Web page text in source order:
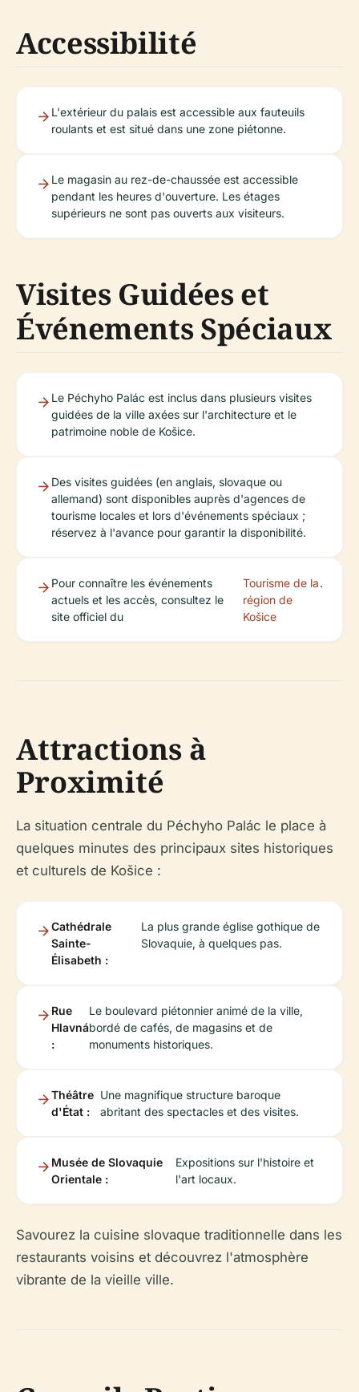
Accessibilité
L'extérieur du palais est accessible aux fauteuils
roulants et est situé dans une zone piétonne.
Le magasin au rez-de-chaussée est accessible
pendant les heures d'ouverture. Les étages
supérieurs ne sont pas ouverts aux visiteurs.
Visites Guidées et
Événements Spéciaux
Le Péchyho Palác est inclus dans plusieurs visites
guidées de la ville axées sur l'architecture et le
patrimoine noble de Košice.
Des visites guidées (en anglais, slovaque ou
allemand) sont disponibles auprès d'agences de
tourisme locales et lors d'événements spéciaux ;
réservez à l'avance pour garantir la disponibilité.
Pour connaître les événements
actuels et les accès, consultez le
site officiel du
Tourisme de la
région de
Košice
.
Attractions à
Proximité
La situation centrale du Péchyho Palác le place à
quelques minutes des principaux sites historiques
et culturels de Košice :
Cathédrale
Sainte-
Élisabeth :
La plus grande église gothique de
Slovaquie, à quelques pas.
Rue
Hlavná
:
Le boulevard piétonnier animé de la ville,
bordé de cafés, de magasins et de
monuments historiques.
Théâtre
d'État :
Une magnifique structure baroque
abritant des spectacles et des visites.
Musée de Slovaquie
Orientale :
Expositions sur l'histoire et
l'art locaux.
Savourez la cuisine slovaque traditionnelle dans les
restaurants voisins et découvrez l'atmosphère
vibrante de la vieille ville.